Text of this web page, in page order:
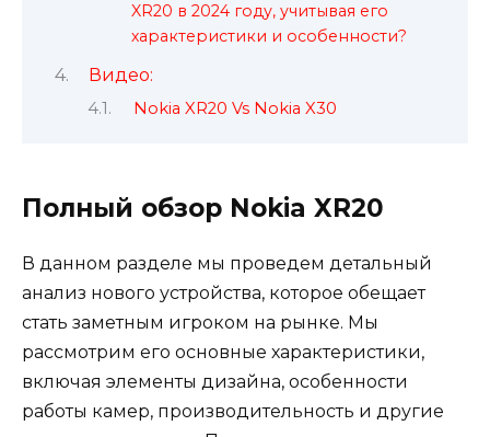
XR20 в 2024 году, учитывая его
характеристики и особенности?
Видео:
Nokia XR20 Vs Nokia X30
Полный обзор Nokia XR20
В данном разделе мы проведем детальный
анализ нового устройства, которое обещает
стать заметным игроком на рынке. Мы
рассмотрим его основные характеристики,
включая элементы дизайна, особенности
работы камер, производительность и другие